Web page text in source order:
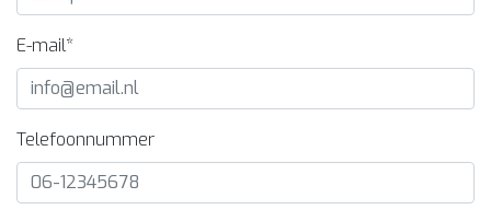
E-mail*
Telefoonnummer